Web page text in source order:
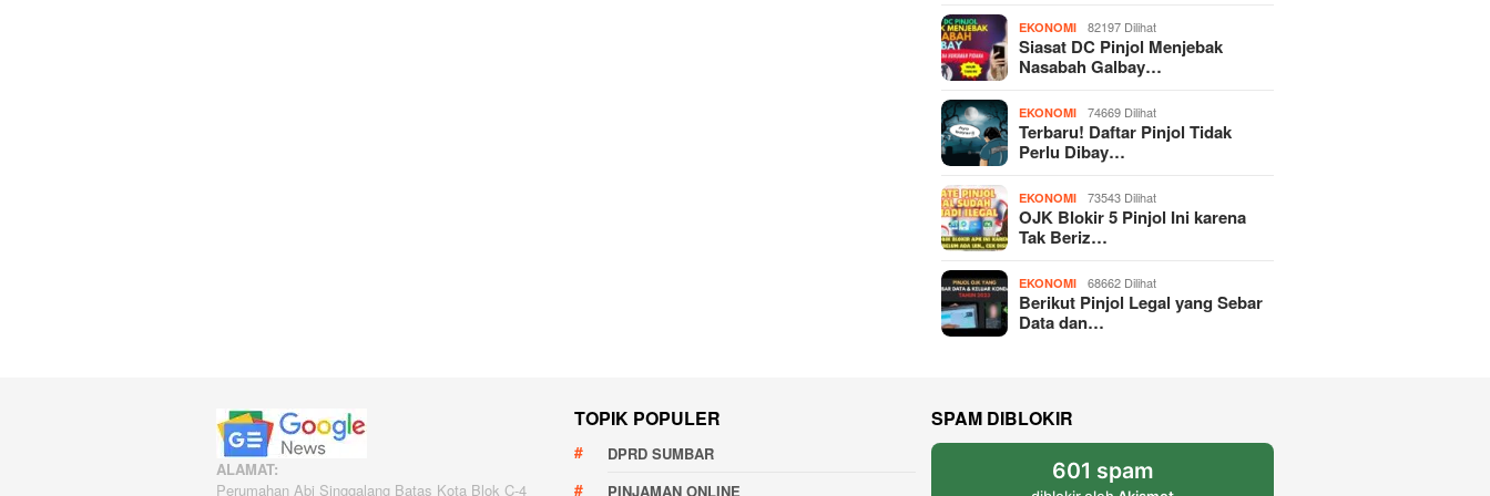
EKONOMI 82197 Dilihat
Siasat DC Pinjol Menjebak
Nasabah Galbay…
EKONOMI 74669 Dilihat
Terbaru! Daftar Pinjol Tidak
Perlu Dibay…
EKONOMI 73543 Dilihat
OJK Blokir 5 Pinjol Ini karena
Tak Beriz…
EKONOMI 68662 Dilihat
Berikut Pinjol Legal yang Sebar
Data dan…
ALAMAT:
Perumahan Abi Singgalang Batas Kota Blok C-4
TOPIK POPULER
DPRD SUMBAR
PINJAMAN ONLINE
SPAM DIBLOKIR
601 spam